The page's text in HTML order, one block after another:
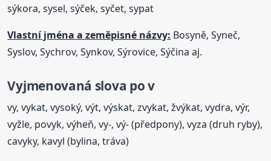
sýkora, sysel, sýček, syčet, sypat
Vlastní jména a zeměpisné názvy: Bosyně, Syneč,
Syslov, Sychrov, Synkov, Sýrovice, Sýčina aj.
Vyjmenovaná slova po v
vy, vykat, vysoký, výt, výskat, zvykat, žvýkat, vydra, výr,
vyžle, povyk, výheň, vy-, vý- (předpony), vyza (druh ryby),
cavyky, kavyl (bylina, tráva)